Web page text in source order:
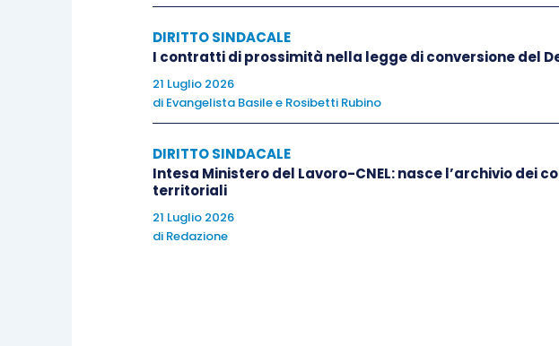
DIRITTO SINDACALE
I contratti di prossimità nella legge di conversione del
21 Luglio 2026
di Evangelista Basilee Rosibetti Rubino
DIRITTO SINDACALE
Intesa Ministero del Lavoro-CNEL: nasce l’archivio dei
territoriali
21 Luglio 2026
di Redazione